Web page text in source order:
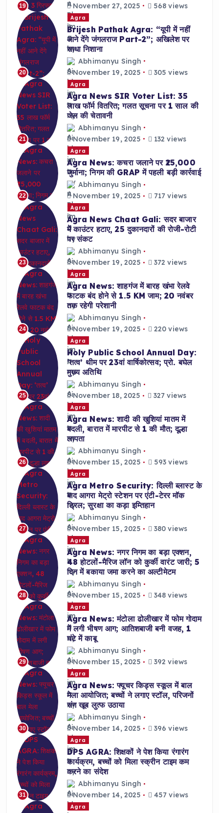
19 November 27, 2025 568 views
20
Agra
Brijesh Pathak Agra: “यूपी में नहीं
आने देंगे जंगलराज Part-2”; अखिलेश पर
साधा निशाना
Abhimanyu Singh
November 19, 2025
305 views
21
Agra
Agra News SIR Voter List: 35
लाख फॉर्म वितरित; गलत सूचना पर 1 साल की
जेल की चेतावनी
Abhimanyu Singh
November 19, 2025
132 views
22
Agra
Agra News: कचरा जलाने पर ₹25,000
जुर्माना; निगम की GRAP में पहली बड़ी कार्रवाई
Abhimanyu Singh
November 19, 2025
717 views
23
Agra
Agra News Chaat Gali: सदर बाजार
में काउंटर हटाए, 25 दुकानदारों की रोजी-रोटी
पर संकट
Abhimanyu Singh
November 19, 2025
372 views
24
Agra
Agra News: शाहगंज में बारह खंभा रेलवे
फाटक बंद होने से 1.5 KM जाम; 20 नवंबर
तक रहेगी परेशानी
Abhimanyu Singh
November 19, 2025
220 views
25
Agra
Holy Public School Annual Day:
‘तत्व’ थीम पर 23वां वार्षिकोत्सव; प्रो. बघेल
मुख्य अतिथि
Abhimanyu Singh
November 18, 2025
327 views
26
Agra
Agra News: शादी की खुशियां मातम में
बदली, बारात में मारपीट से 1 की मौत; दूल्हा
लापता
Abhimanyu Singh
November 15, 2025
593 views
27
Agra
Agra Metro Security: दिल्ली ब्लास्ट के
बाद आगरा मेट्रो स्टेशन पर एंटी-टेरर मॉक
ड्रिल; सुरक्षा का कड़ा इम्तिहान
Abhimanyu Singh
November 15, 2025
380 views
28
Agra
Agra News: नगर निगम का बड़ा एक्शन,
48 होटलों-मैरिज लॉन को कुर्की वारंट जारी; 5
दिन में बकाया जमा करने का अल्टीमेटम
Abhimanyu Singh
November 15, 2025
348 views
29
Agra
Agra News: मंटोला ढोलीखार में फोम गोदाम
में लगी भीषण आग; आतिशबाजी बनी वजह, 1
घंटे में काबू
Abhimanyu Singh
November 15, 2025
392 views
30
Agra
Agra News: फ्यूचर किड्स स्कूल में बाल
मेला आयोजित; बच्चों ने लगाए स्टॉल, परिजनों
संग खूब लुत्फ उठाया
Abhimanyu Singh
November 14, 2025
396 views
31
Agra
DPS AGRA: शिक्षकों ने पेश किया रंगारंग
कार्यक्रम, बच्चों को मिला स्क्रीन टाइम कम
करने का संदेश
Abhimanyu Singh
November 14, 2025
457 views
Agra